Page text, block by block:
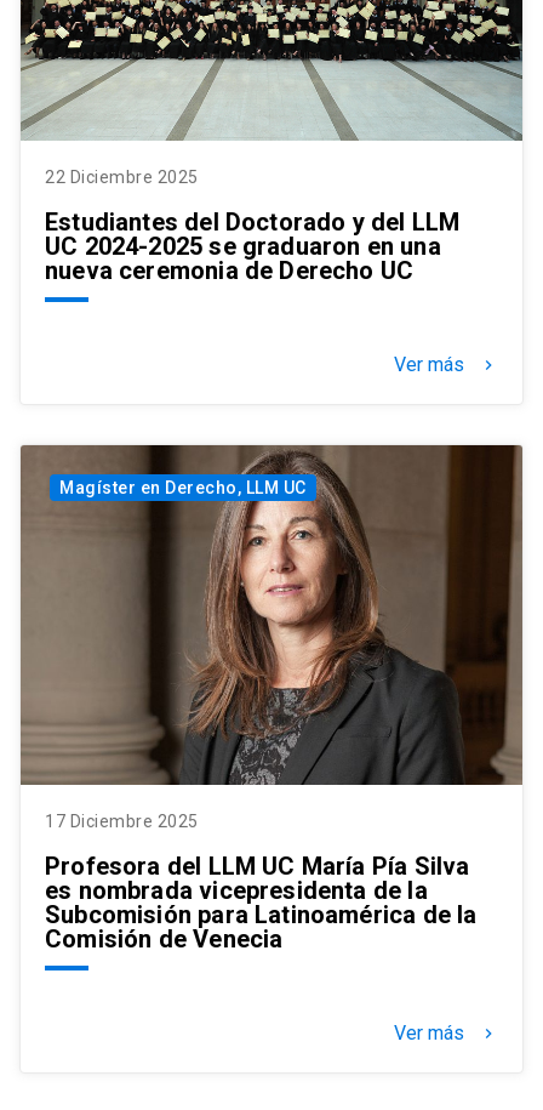
22 Diciembre 2025
Estudiantes del Doctorado y del LLM
UC 2024-2025 se graduaron en una
nueva ceremonia de Derecho UC
Ver más keyboard_arrow_right
Magíster en Derecho, LLM UC
17 Diciembre 2025
Profesora del LLM UC María Pía Silva
es nombrada vicepresidenta de la
Subcomisión para Latinoamérica de la
Comisión de Venecia
Ver más keyboard_arrow_right